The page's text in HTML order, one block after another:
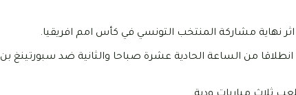
نهاية مشاركة المنتخب التونسي في كأس امم افريقيا.
من الساعة الحادية عشرة صباحا والثانية ضد سبورتينغ بن